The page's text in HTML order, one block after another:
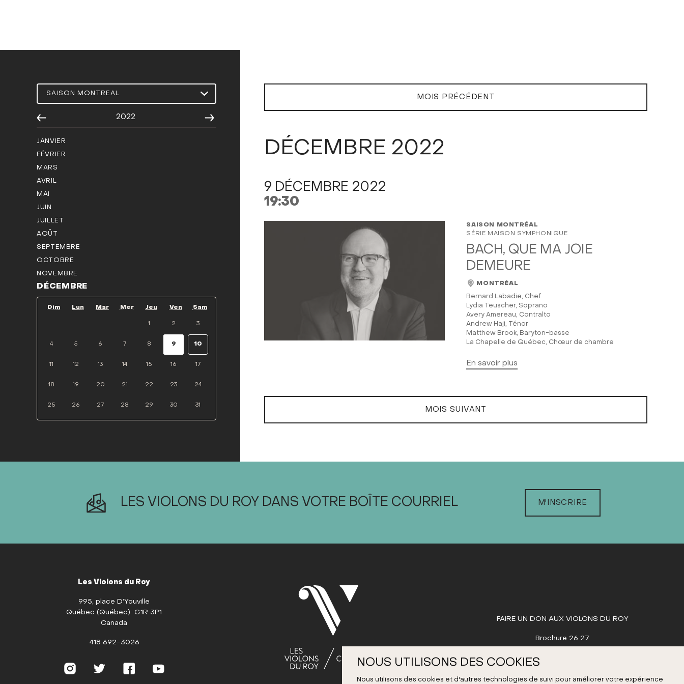
NOUS UTILISONS DES COOKIES
Nous utilisons des cookies et d'autres technologies de suivi pour améliorer votre expérience
2022
JANVIER
FÉVRIER
MARS
AVRIL
MAI
JUIN
JUILLET
AOÛT
SEPTEMBRE
OCTOBRE
NOVEMBRE
DÉCEMBRE
Dim Lun Mar Mer Jeu Ven Sam
1 2 3
4 5 6 7 8 9 10
11 12 13 14 15 16 17
18 19 20 21 22 23 24
25 26 27 28 29 30 31
MOIS PRÉCÉDENT
DÉCEMBRE 2022
9 DÉCEMBRE 2022
19:30
SAISON MONTRÉAL
SÉRIE MAISON SYMPHONIQUE
BACH, QUE MA JOIE
DEMEURE
MONTRÉAL
Bernard Labadie, Chef
Lydia Teuscher, Soprano
Avery Amereau, Contralto
Andrew Haji, Ténor
Matthew Brook, Baryton-basse
La Chapelle de Québec, Chœur de chambre
En savoir plus
MOIS SUIVANT
LES VIOLONS DU ROY DANS VOTRE BOÎTE COURRIEL M'INSCRIRE
FAIRE UN DON AUX VIOLONS DU ROY
Brochure 26 27
Les Violons du Roy
995, place D’Youville
Québec (Québec) G1R 3P1
Canada
418 692-3026
InstagramTwitterFacebookYoutube